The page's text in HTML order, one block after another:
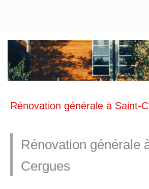
Rénovation générale à Saint-
Rénovation générale
Cergues